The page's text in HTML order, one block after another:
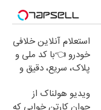
استعلام آنلاین خلافی
خودرو 👈با کد ملی و
پلاک، سریع، دقیق و
ویدیو هولناک از